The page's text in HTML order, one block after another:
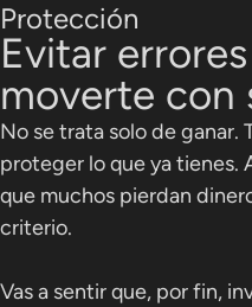
Protección
Evitar
moverte con
No se trata solo de ganar.
proteger lo que ya tienes.
que muchos pierdan
criterio.
Vas a sentir que, por fin,